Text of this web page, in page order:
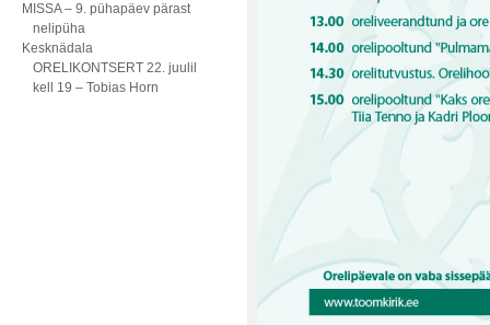
MISSA – 9. pühapäev pärast
nelipüha
Kesknädala
ORELIKONTSERT 22. juulil
kell 19 – Tobias Horn